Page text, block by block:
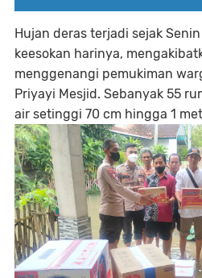
Hujan deras terjadi sejak
keesokan harinya,
menggenangi pemukiman
Priyayi Mesjid. Sebanyak 55
air setinggi 70 cm hingga 1